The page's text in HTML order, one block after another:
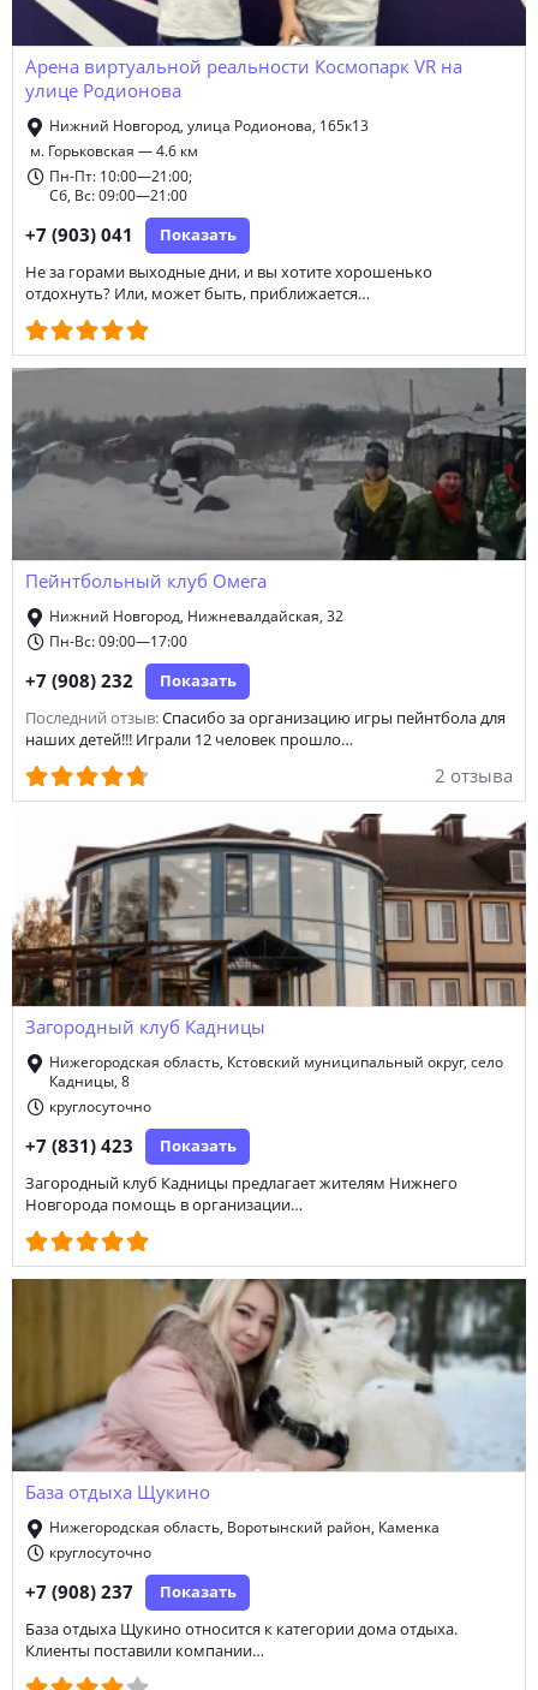
аренда лодки прокат лыж пляж стадион
спортивно-интеллектуальный клуб
аренда спортивного зала
Арена виртуальной реальности Космопарк VR на
улице Родионова
Нижний Новгород, улица Родионова, 165к13
м. Горьковская — 4.6 км
Пн-Пт: 10:00—21:00;
Сб, Вс: 09:00—21:00
+7 (903) 041 Показать
Не за горами выходные дни, и вы хотите хорошенько
отдохнуть? Или, может быть, приближается…
Пейнтбольный клуб Омега
Нижний Новгород, Нижневалдайская, 32
Пн-Вс: 09:00—17:00
+7 (908) 232 Показать
Последний отзыв: Спасибо за организацию игры пейнтбола для
наших детей!!! Играли 12 человек прошло…
2 отзыва
Загородный клуб Кадницы
Нижегородская область, Кстовский муниципальный округ, село
Кадницы, 8
круглосуточно
+7 (831) 423 Показать
Загородный клуб Кадницы предлагает жителям Нижнего
Новгорода помощь в организации…
База отдыха Щукино
Нижегородская область, Воротынский район, Каменка
круглосуточно
+7 (908) 237 Показать
База отдыха Щукино относится к категории дома отдыха.
Клиенты поставили компании…